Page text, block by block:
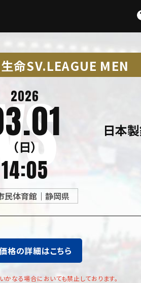
命SV.LEAGUE MEN
2026
（日）
14:05
日本
民体育館｜静岡県
格の詳細はこちら
なる場合においても禁止しております。